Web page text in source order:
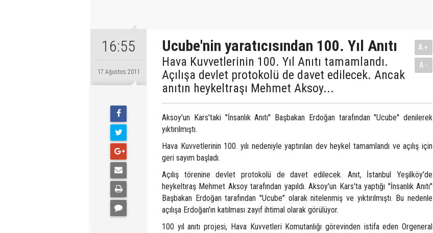
16:55
17 Ağustos 2011
Ucube'nin yaratıcısından 100. Yıl Anıtı
Hava Kuvvetlerinin 100. Yıl Anıtı tamamlandı.
Açılışa devlet protokolü de davet edilecek. Ancak
anıtın heykeltraşı Mehmet Aksoy...
A+
A-
Aksoy'un Kars'taki ''İnsanlık Anıtı'' Başbakan Erdoğan tarafından ''Ucube'' denilerek
yıktırılmıştı.
Hava Kuvvetlerinin 100. yılı nedeniyle yaptırılan dev heykel tamamlandı ve açılış için
geri sayım başladı.
Açılış törenine devlet protokolü de davet edilecek. Anıt, İstanbul Yeşilköy'de
heykeltıraş Mehmet Aksoy tarafından yapıldı. Aksoy'un Kars'ta yaptığı ''İnsanlık Anıtı''
Başbakan Erdoğan tarafından ''Ucube'' olarak nitelenmiş ve yıktırılmıştı. Bu nedenle
açılışa Erdoğan'ın katılması zayıf ihtimal olarak görülüyor.
100 yıl anıtı projesi, Hava Kuvvetleri Komutanlığı görevinden istifa eden Orgeneral